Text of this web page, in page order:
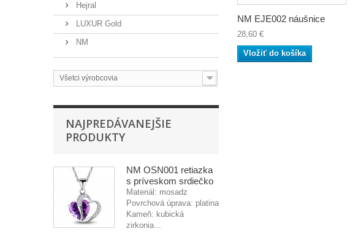
Hejral
LUXUR Gold
NM
Všetci výrobcovia
NAJPREDÁVANEJŠIE
PRODUKTY
NM OSN001 retiazka
s príveskom srdiečko
Materiál: mosadz
Povrchová úprava: platina
Kameň: kubická
zirkonia...
NM EJE002 náušnice
28,60 €
Vložiť do košíka